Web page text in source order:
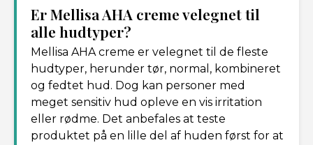
Er Mellisa AHA creme velegnet til
alle hudtyper?
Mellisa AHA creme er velegnet til de fleste
hudtyper, herunder tør, normal, kombineret
og fedtet hud. Dog kan personer med
meget sensitiv hud opleve en vis irritation
eller rødme. Det anbefales at teste
produktet på en lille del af huden først for at